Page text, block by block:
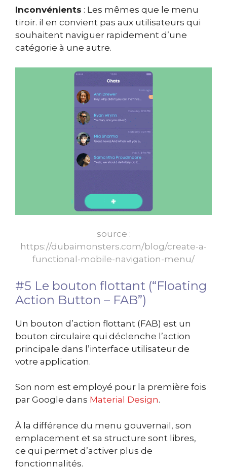
Inconvénients : Les mêmes que le menu
tiroir. il en convient pas aux utilisateurs qui
souhaitent naviguer rapidement d’une
catégorie à une autre.
source :
https://dubaimonsters.com/blog/create-a-
functional-mobile-navigation-menu/
#5 Le bouton flottant (“Floating
Action Button – FAB”)
Un bouton d’action flottant (FAB) est un
bouton circulaire qui déclenche l’action
principale dans l’interface utilisateur de
votre application.
Son nom est employé pour la première fois
par Google dans Material Design.
À la différence du menu gouvernail, son
emplacement et sa structure sont libres,
ce qui permet d’activer plus de
fonctionnalités.